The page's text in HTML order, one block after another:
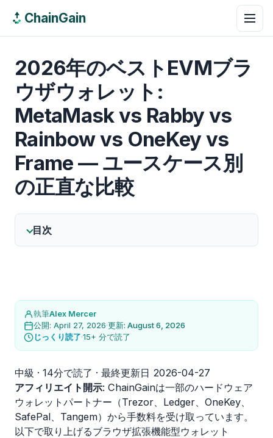
ChainGain
2026年のベストEVMブラ
ウザウォレット:
MetaMask vs Rabby vs
Rainbow vs OneKey vs
Frame — ユースケース別
の正直な比較
目次
執筆Alex Mercer
公開: April 27, 2026·更新: August 6, 2026
じっくり読了·15+ 分で読了
中級 · 14分で読了 · 最終更新日 2026-04-27
アフィリエイト開示: ChainGainは一部のハードウェア
ウォレットパートナー（Trezor、Ledger、OneKey、
SafePal、Tangem）から手数料を受け取っています。
以下で取り上げるブラウザ拡張機能型ウォレット